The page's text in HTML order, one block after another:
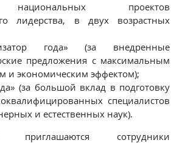
национальных проектов
лидерства, в двух возрастных
года» (за внедренные
предложения с максимальным
и экономическим эффектом);
(за большой вклад в подготовку
специалистов
и естественных наук).
сотрудники